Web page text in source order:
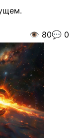
👁️ 80💬 0